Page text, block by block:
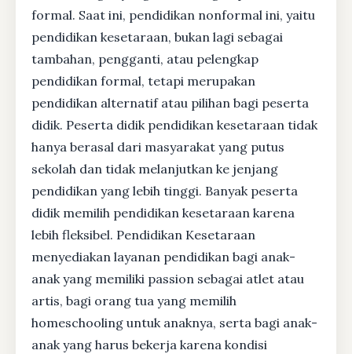
formal. Saat ini, pendidikan nonformal ini, yaitu
pendidikan kesetaraan, bukan lagi sebagai
tambahan, pengganti, atau pelengkap
pendidikan formal, tetapi merupakan
pendidikan alternatif atau pilihan bagi peserta
didik. Peserta didik pendidikan kesetaraan tidak
hanya berasal dari masyarakat yang putus
sekolah dan tidak melanjutkan ke jenjang
pendidikan yang lebih tinggi. Banyak peserta
didik memilih pendidikan kesetaraan karena
lebih fleksibel. Pendidikan Kesetaraan
menyediakan layanan pendidikan bagi anak-
anak yang memiliki passion sebagai atlet atau
artis, bagi orang tua yang memilih
homeschooling untuk anaknya, serta bagi anak-
anak yang harus bekerja karena kondisi